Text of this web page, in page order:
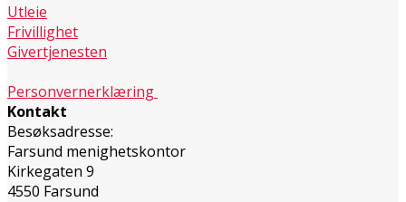
Utleie
Frivillighet
Givertjenesten
Personvernerklæring
Kontakt
Besøksadresse:
Farsund menighetskontor
Kirkegaten 9
4550 Farsund